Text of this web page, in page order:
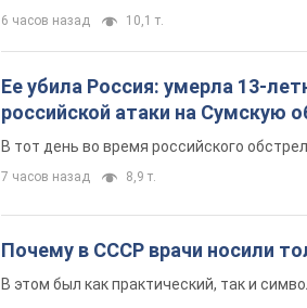
6 часов назад 10,1 т.
Ее убила Россия: умерла 13-
российской атаки на Сумскую
В тот день во время российского
7 часов назад 8,9 т.
Почему в СССР врачи носили
В этом был как практический, так и